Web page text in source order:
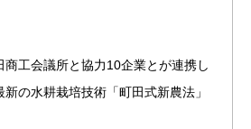
工会議所と協力10企業とが連携し
の水耕栽培技術「町田式新農法」